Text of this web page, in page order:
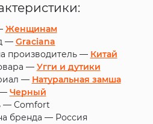
Женщинам
— Graciana
производитель — Китай
— Угги и дутики
— Натуральная замша
Черный
— Comfort
бренда — Россия